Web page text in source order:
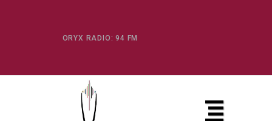
ORYX RADIO: 94 FM